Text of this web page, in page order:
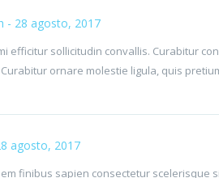
- 28 agosto, 2017
efficitur sollicitudin convallis. Curabitur
ornare molestie ligula, quis
agosto, 2017
finibus sapien consectetur scelerisque